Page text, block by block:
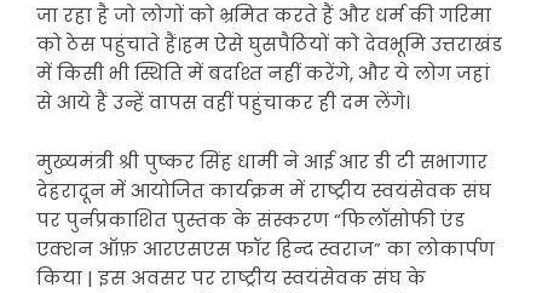
जा रहा है जो लोगों को भ्रमित करते हैं और धर्म की गरिमा
को ठेस पहुंचाते हैं।हम ऐसे घुसपैठियों को देवभूमि उत्तराखंड
में किसी भी स्थिति में बर्दाश्त नहीं करेंगे, और ये लोग जहां
से आये हैं उन्हें वापस वहीं पहुंचाकर ही दम लेंगे।
मुख्यमंत्री श्री पुष्कर सिंह धामी ने आई आर डी टी सभागार
देहरादून में आयोजित कार्यक्रम में राष्ट्रीय स्वयंसेवक संघ
पर पुर्नप्रकाशित पुस्तक के संस्करण “फिलॉसोफी एंड
एक्शन ऑफ़ आरएसएस फॉर हिन्द स्वराज” का लोकार्पण
किया | इस अवसर पर राष्ट्रीय स्वयंसेवक संघ के